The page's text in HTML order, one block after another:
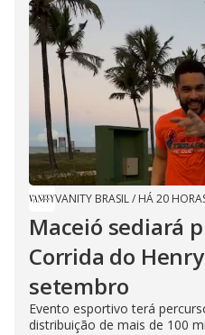
VANITY BRASIL/ HÁ 20
Maceió sediará
Corrida do
setembro
Evento esportivo terá
distribuição de mais de 100